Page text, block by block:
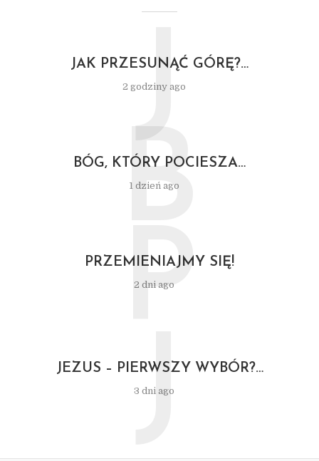
JAK PRZESUNĄĆ GÓRĘ?…
2 godziny ago
J
BÓG, KTÓRY POCIESZA…
1 dzień ago
B
PRZEMIENIAJMY SIĘ!
2 dni ago
P
JEZUS – PIERWSZY WYBÓR?…
3 dni ago
J